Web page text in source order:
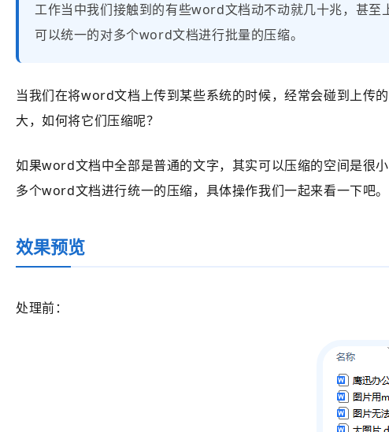
工作当中我们接触到的有些word文档动不动就几十兆，甚至
可以统一的对多个word文档进行批量的压缩。
当我们在将word文档上传到某些系统的时候，经常会碰到上传
大，如何将它们压缩呢？
如果word文档中全部是普通的文字，其实可以压缩的空间是很
多个word文档进行统一的压缩，具体操作我们一起来看一下吧。
效果预览
处理前：